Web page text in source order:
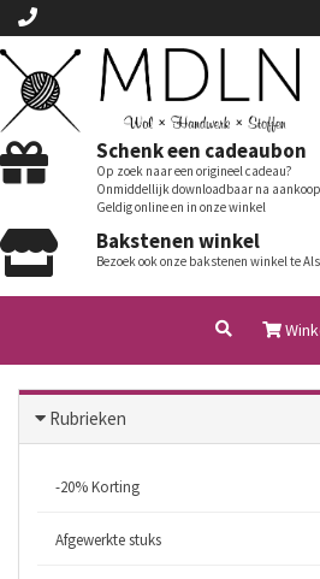
Schenk een cadeaubon
Op zoek naar een origineel cadeau?
Onmiddellijk downloadbaar na aankoop
Geldig online en in onze winkel
Bakstenen winkel
Bezoek ook onze bakstenen winkel te
Rubrieken
-20% Korting
Afgewerkte stuks